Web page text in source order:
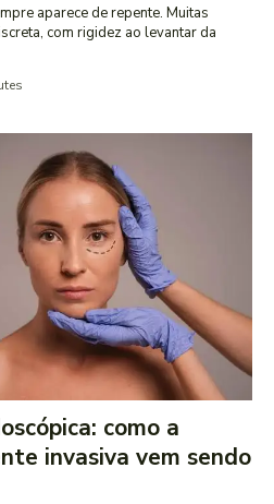
aparece de repente. Muitas
com rigidez ao levantar da
como a
invasiva vem sendo